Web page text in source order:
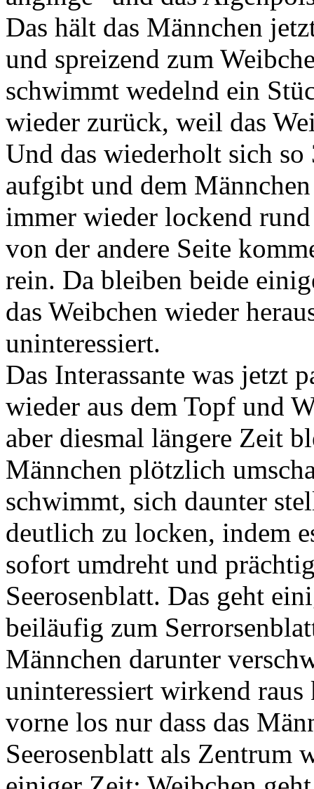
Das hält das Männchen
und spreizend zum
schwimmt wedelnd ein
wieder zurück, weil das
Und das wiederholt sich
aufgibt und dem
immer wieder lockend
von der andere Seite
rein. Da bleiben beide
das Weibchen wieder
uninteressiert.
Das Interassante was jetzt
wieder aus dem Topf und
aber diesmal längere Zeit
Männchen plötzlich
schwimmt, sich daunter
deutlich zu locken, indem
sofort umdreht und
Seerosenblatt. Das geht
beiläufig zum
Männchen darunter
uninteressiert wirkend raus
vorne los nur dass das
Seerosenblatt als Zentrum